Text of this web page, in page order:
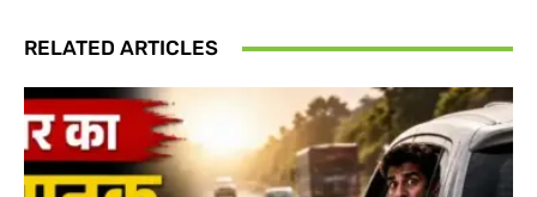
RELATED ARTICLES